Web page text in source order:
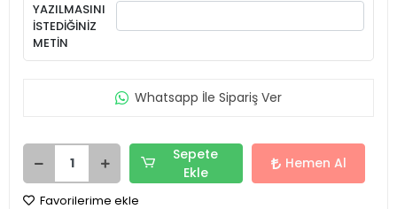
YAZILMASINI
İSTEDİĞİNİZ
METİN
Whatsapp İle Sipariş Ver
Sepete
Ekle
Hemen Al
Favorilerime ekle